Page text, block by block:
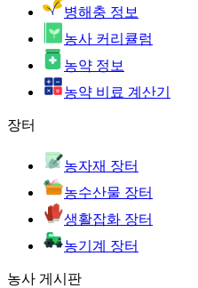
병해충 정보
농사 커리큘럼
농약 정보
농약 비료 계산기
장터
농자재 장터
농수산물 장터
생활잡화 장터
농기계 장터
농사 게시판